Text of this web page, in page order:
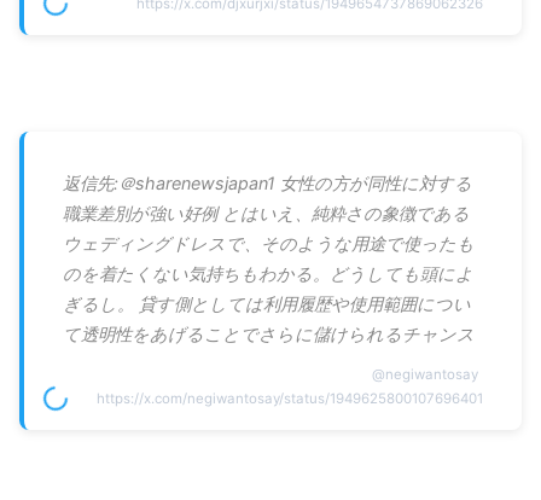
https://x.com/djxurjxi/status/1949654737869062326
返信先:＠sharenewsjapan1 女性の方が同性に対する
職業差別が強い好例 とはいえ、純粋さの象徴である
ウェディングドレスで、そのような用途で使ったも
のを着たくない気持ちもわかる。どうしても頭によ
ぎるし。 貸す側としては利用履歴や使用範囲につい
て透明性をあげることでさらに儲けられるチャンス
@negiwantosay
https://x.com/negiwantosay/status/1949625800107696401